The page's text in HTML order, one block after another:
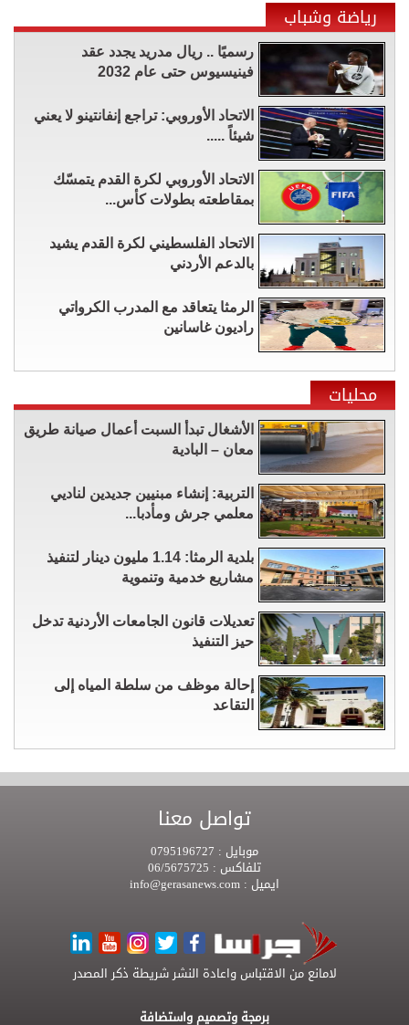
رياضة وشباب
رسميًا .. ريال مدريد يجدد عقد
فينيسيوس حتى عام 2032
الاتحاد الأوروبي: تراجع إنفانتينو لا يعني
شيئاً .....
الاتحاد الأوروبي لكرة القدم يتمسّك
بمقاطعته بطولات كأس...
الاتحاد الفلسطيني لكرة القدم يشيد
بالدعم الأردني
الرمثا يتعاقد مع المدرب الكرواتي
راديون غاسانين
محليات
الأشغال تبدأ السبت أعمال صيانة طريق
معان – البادية
التربية: إنشاء مبنيين جديدين لناديي
معلمي جرش ومأدبا...
بلدية الرمثا: 1.14 مليون دينار لتنفيذ
مشاريع خدمية وتنموية
تعديلات قانون الجامعات الأردنية تدخل
حيز التنفيذ
إحالة موظف من سلطة المياه إلى
التقاعد
تواصل معنا
موبايل :
تلفاكس :
ايميل :
لامانع من الاقتباس واعادة النشر شريطة ذكر المصدر
برمجة وتصميم واستضافة